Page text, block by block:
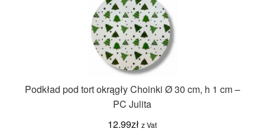
Podkład pod tort okrągły Choinki Ø 30 cm, h 1 cm –
PC Julita
12.99zł z Vat